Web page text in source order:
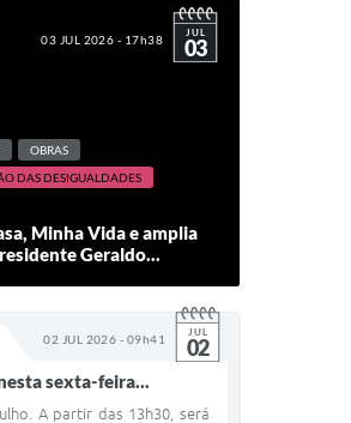
03 JUL 2026 - 17h38 JUL
03
OBRAS
DAS DESIGUALDADES
Minha Vida e amplia
Geraldo...
02 JUL 2026 - 09h41 JUL
02
sexta-feira...
A partir das 13h30, será